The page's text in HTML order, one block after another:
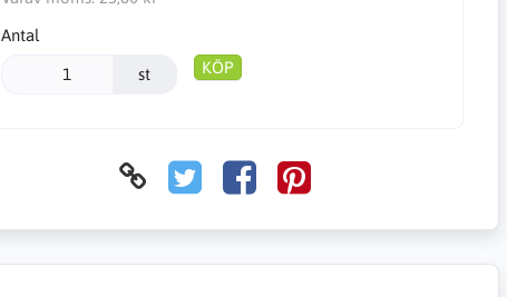
Antal
st KÖP